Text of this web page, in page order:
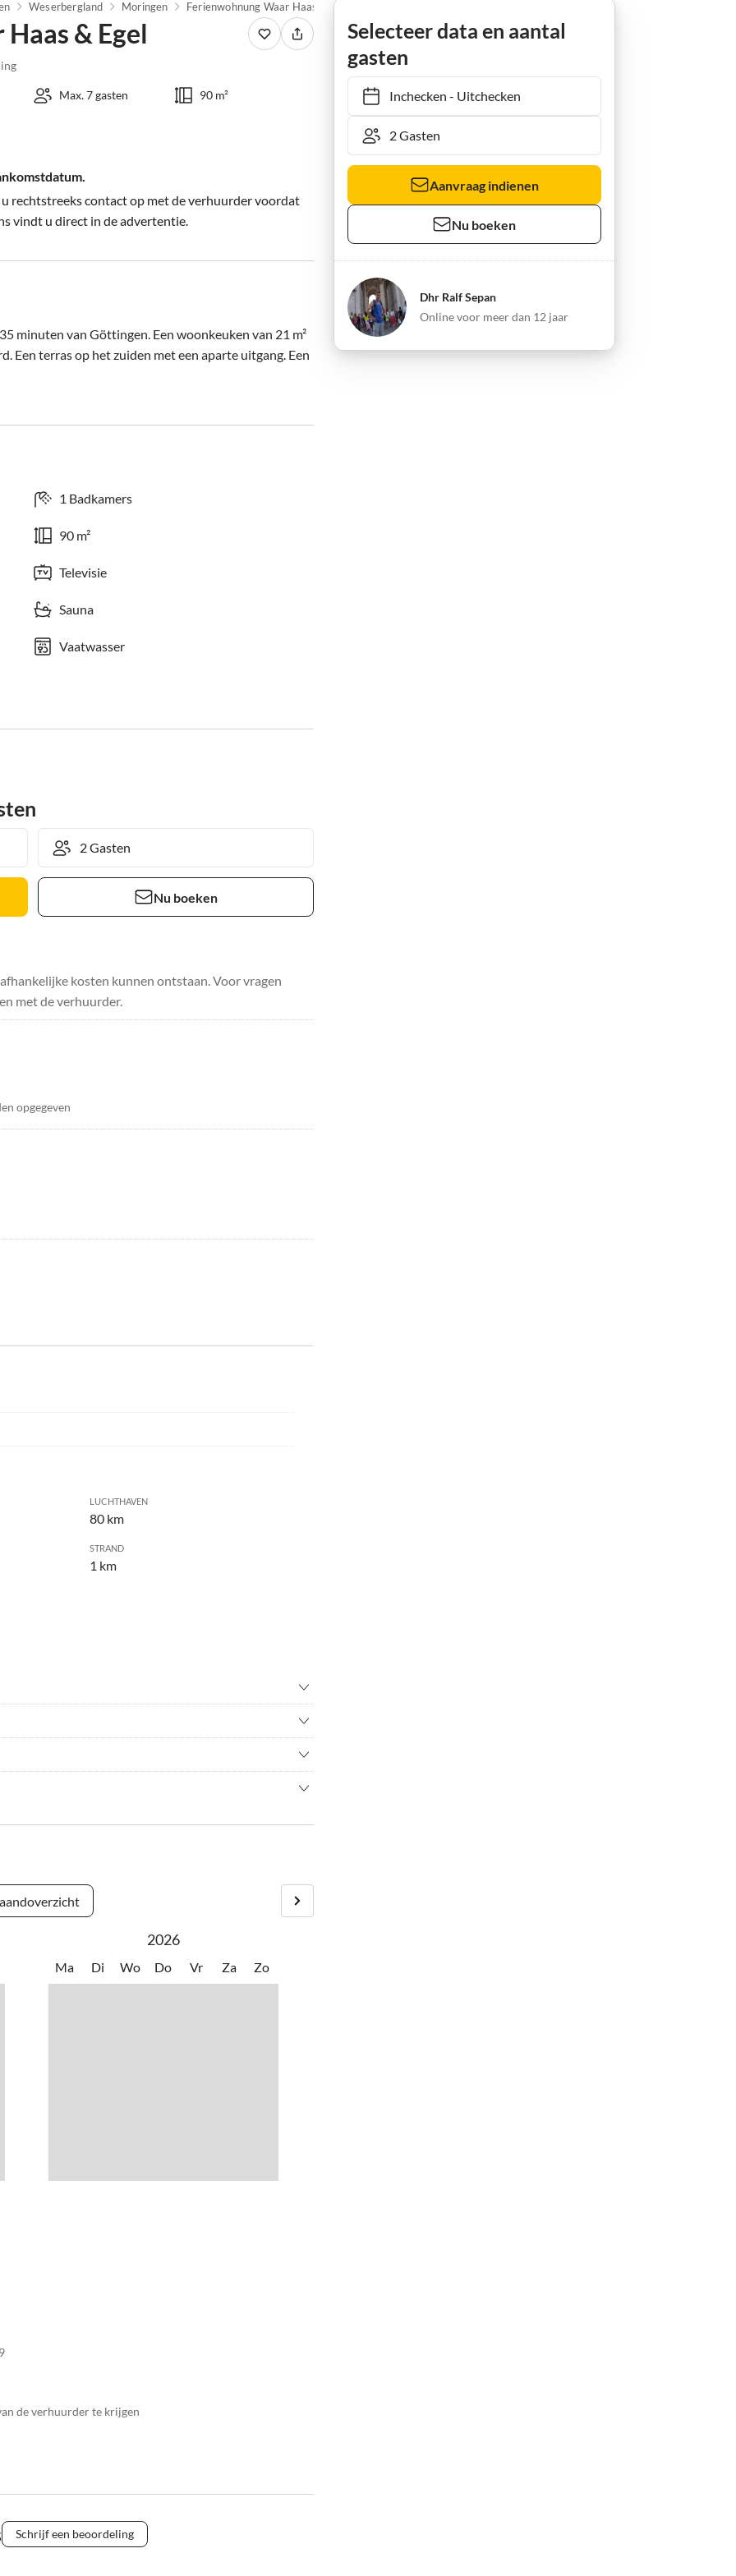
Weserbergland Moringen
& Egel
Max. 7 gasten 90 m²
rechtstreeks contact op met de verhuurder voordat
vindt u direct in de advertentie.
minuten van Göttingen. Een woonkeuken van 21 m²
Een terras op het zuiden met een aparte uitgang. Een
1 Badkamers
90 m²
Televisie
Sauna
Vaatwasser
Nu boeken
kosten kunnen ontstaan. Voor vragen
met de verhuurder.
opgegeven
LUCHTHAVEN
80 km
STRAND
1 km
• Langlaufen
naar het natuurzwembad Lauenberg.
km afstand.
2026
Ma Di Wo Do Vr Za Zo
de verhuurder te krijgen
Schrijf een beoordeling
Selecteer data en aantal
gasten
Inchecken- Uitchecken
Aanvraag indienen
Nu boeken
Dhr Ralf Sepan
Online voor meer dan 12 jaar